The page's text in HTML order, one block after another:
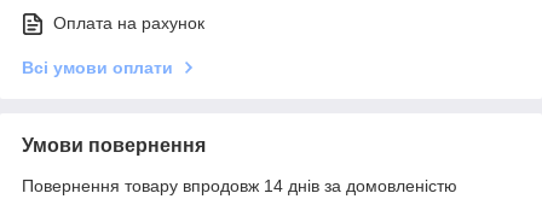
Оплата на рахунок
Всі умови оплати
Умови повернення
Повернення товару впродовж 14 днів за домовленістю